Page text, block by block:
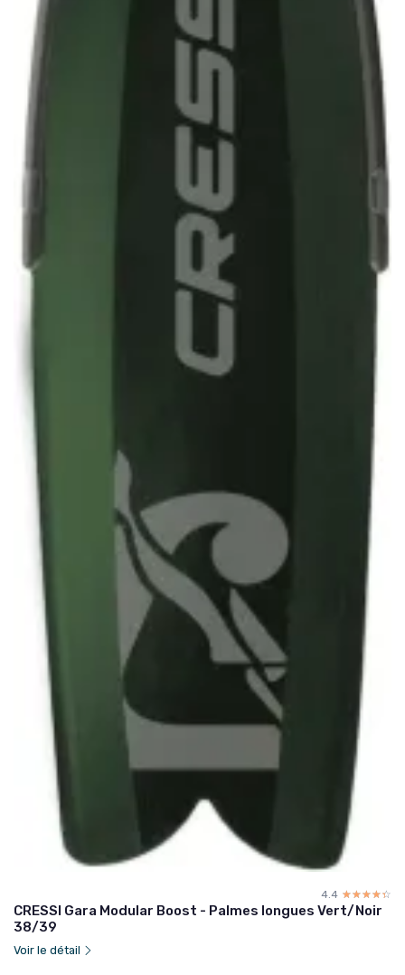
4.4 ☆☆☆☆☆
★★★★★
CRESSI Gara Modular Boost - Palmes longues Vert/Noir
38/39
Voir le détail